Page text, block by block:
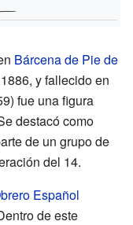
Bárcena de Pie de
y fallecido en
fue una figura
destacó como
de un grupo de
del 14.
Español
de este